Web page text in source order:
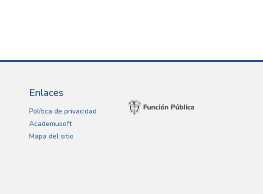
Enlaces
Política de privacidad
Academusoft
Mapa del sitio